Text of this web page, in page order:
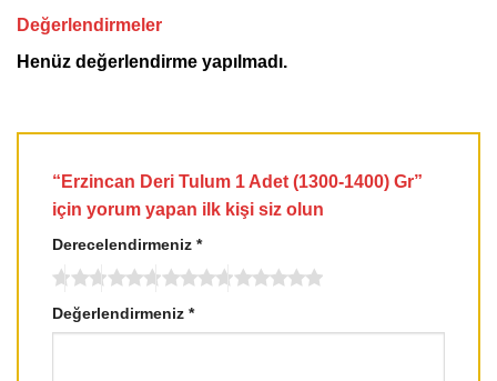
Değerlendirmeler
Henüz değerlendirme yapılmadı.
“Erzincan Deri Tulum 1 Adet (1300-1400) Gr”
için yorum yapan ilk kişi siz olun
Derecelendirmeniz *
Değerlendirmeniz *